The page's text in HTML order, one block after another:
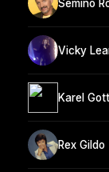
Semino
Vicky
Karel Gott
Rex Gildo